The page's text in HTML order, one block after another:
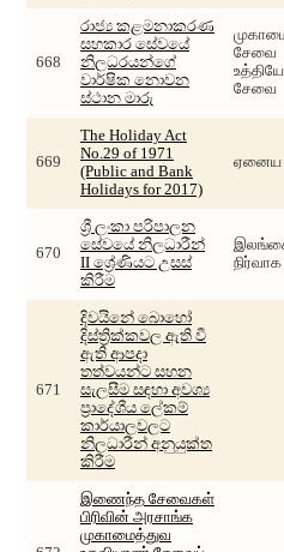
668
රාජ්‍ය කළමනාකරණ
සහකාර සේවයේ
නිලධරයන්ගේ
වාර්ෂික නොවන
ස්ථාන මාරු
சேவை
சேவை
669
The Holiday Act
No.29 of 1971
(Public and Bank
Holidays for 2017)
ஏனைய
670
ශ්‍රී ලංකා පරිපාලන
සේවයේ නිලධාරීන්
II ශ්‍රේණියට උසස්
කිරීම
671
දිවයිනේ බොහෝ
දිස්ත්‍රික්කවල ඇති වී
ඇති ආපදා
තත්වයන්ට සහන
සැලසීම සඳහා අවශ්‍ය
ප්‍රාදේශීය ලේකම්
කාර්යාලවලට
නිලධාරීන් අනුයුක්ත
කිරීම
இணைந்த சேவைகள்
பிரிவின் அரசாங்க
முகாமைத்துவ